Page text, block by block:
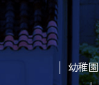
幼稚園